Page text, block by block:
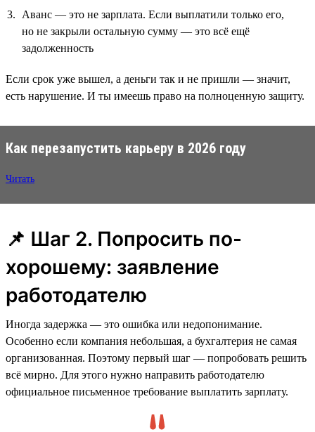
Аванс — это не зарплата. Если выплатили только его,
но не закрыли остальную сумму — это всё ещё
задолженность
Если срок уже вышел, а деньги так и не пришли — значит,
есть нарушение. И ты имеешь право на полноценную защиту.
Как перезапустить карьеру в 2026 году
Читать
📌 Шаг 2. Попросить по-
хорошему: заявление
работодателю
Иногда задержка — это ошибка или недопонимание.
Особенно если компания небольшая, а бухгалтерия не самая
организованная. Поэтому первый шаг — попробовать решить
всё мирно. Для этого нужно направить работодателю
официальное письменное требование выплатить зарплату.